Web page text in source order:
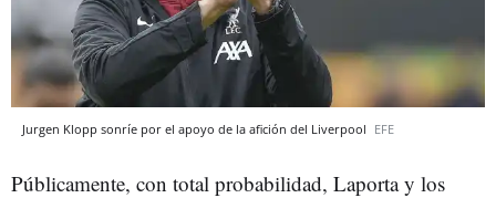
Jurgen Klopp sonríe por el apoyo de la afición del Liverpool EFE
Públicamente, con total probabilidad, Laporta y los